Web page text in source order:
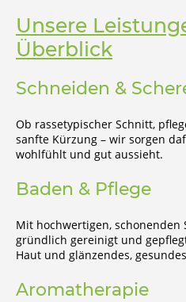
Unsere
Überblick
Schneiden &
Ob rassetypischer Schnitt,
sanfte Kürzung – wir sorgen
wohlfühlt und gut aussieht.
Baden & Pflege
Mit hochwertigen, schonenden
gründlich gereinigt und
Haut und glänzendes,
Aromatherapie